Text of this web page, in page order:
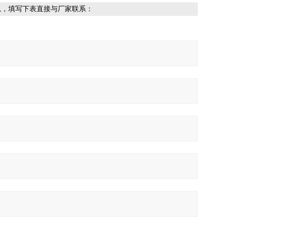
填写下表直接与厂家联系：